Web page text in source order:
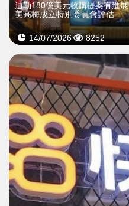
迪勒180億美元收購提案有進展
美高梅成立特別委員會評估
14/07/2026 8252